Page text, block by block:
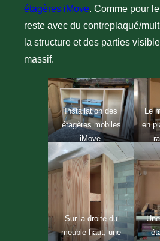
étagères iMove. Comme pour
reste avec du contreplaqué/
la structure et des parties
massif.
Installation des
étagères mobiles
iMove.
Le
en
Sur la droite du
meuble haut, une